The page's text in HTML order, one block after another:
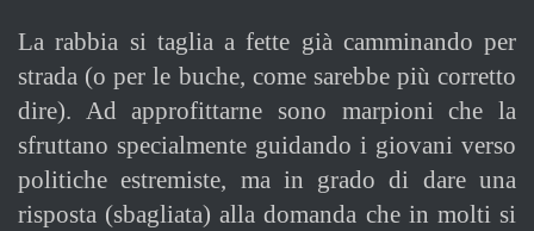
La rabbia si taglia a fette già camminando per
strada (o per le buche, come sarebbe più corretto
dire). Ad approfittarne sono marpioni che la
sfruttano specialmente guidando i giovani verso
politiche estremiste, ma in grado di dare una
risposta (sbagliata) alla domanda che in molti si